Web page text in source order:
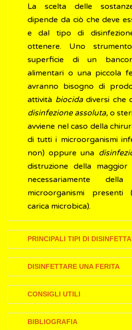
La scelta delle
dipende da ciò che deve
e dal tipo di
ottenere. Uno
superficie di un
alimentari o una piccola
avranno bisogno di
attività biocidadiversi che
disinfezione assoluta, o
avviene nel caso della
di tutti i microorganismi
non) oppure una
distruzione della
necessariamente
microorganismi presenti
carica microbica).
PRINCIPALI TIPI DI
I principali tipi di disinfettanti
per la facile reperibilità
trova in concentrazioni
DISINFETTARE UNA FERITA
Nel caso di piccole ferite
possono essere
all'intervento di un
CONSIGLI UTILI
Per permettere che
BIBLIOGRAFIA